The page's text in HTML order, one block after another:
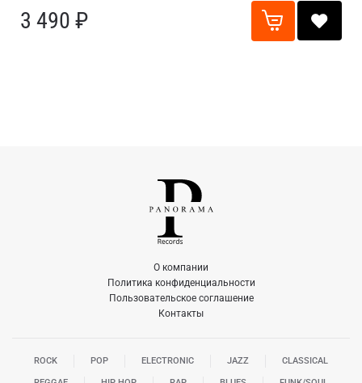
3 490 ₽
О компании
Политика конфиденциальности
Пользовательское соглашение
Контакты
ROCK POP ELECTRONIC JAZZ CLASSICAL